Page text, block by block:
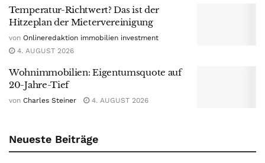
Temperatur-Richtwert? Das ist der
Hitzeplan der Mietervereinigung
von Onlineredaktion immobilien investment
4. AUGUST 2026
Wohnimmobilien: Eigentumsquote auf
20-Jahre-Tief
von Charles Steiner 4. AUGUST 2026
Neueste Beiträge